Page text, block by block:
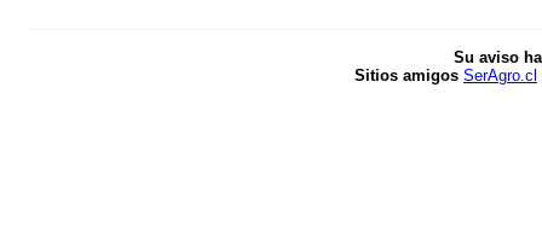
Su aviso
Sitios amigos SerAgro.cl